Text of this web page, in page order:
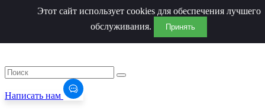
Написать нам
Этот сайт использует cookies для обеспечения лучшего
обслуживания.
Принять